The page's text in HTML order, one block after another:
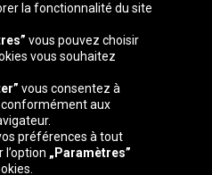
Éire España
Magyarország Nederland
la fonctionnalité du site
vous pouvez choisir
vous souhaitez
vous consentez à
conformément aux
préférences à tout
„Paramètres”